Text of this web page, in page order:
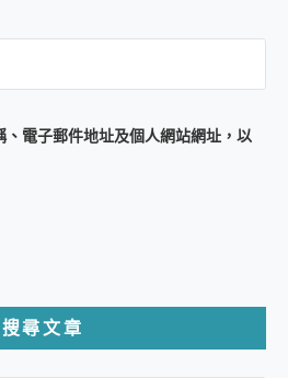
、電子郵件地址及個人網站網址，以
搜尋文章